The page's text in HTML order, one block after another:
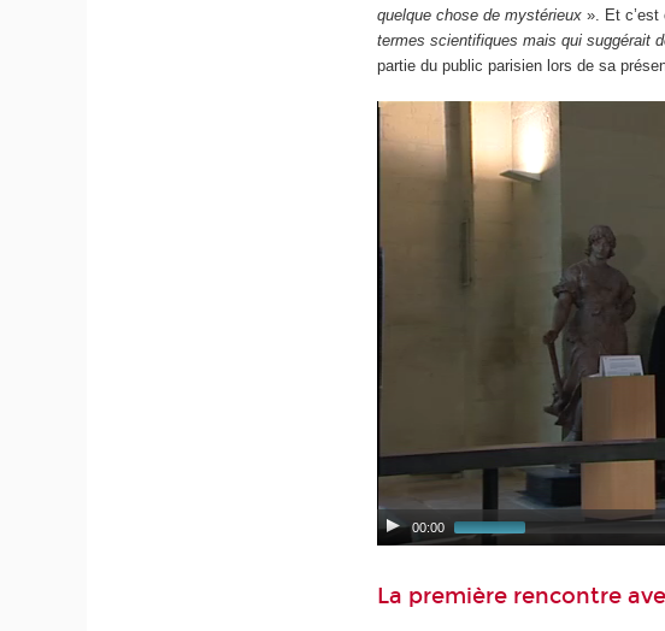
quelque chose de mystérieux ». Et
termes scientifiques mais qui suggérait
partie du public parisien lors de sa
00:00
La première rencontre